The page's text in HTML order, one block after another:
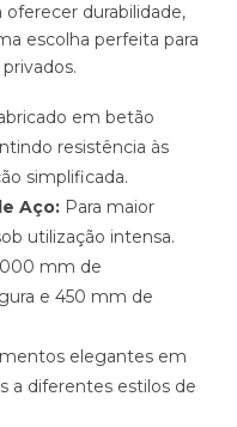
durabilidade,
escolha perfeita para
em betão
resistência às
simplificada.
Aço:Para maior
utilização intensa.
mm de
e 450 mm de
elegantes em
a diferentes estilos de